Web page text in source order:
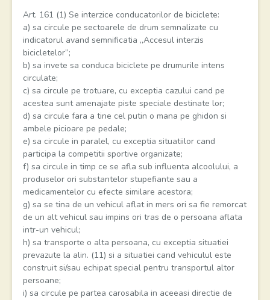
Art. 161 (1) Se interzice conducatorilor de biciclete:
a) sa circule pe sectoarele de drum semnalizate cu
indicatorul avand semnificatia „Accesul interzis
bicicletelor”;
b) sa invete sa conduca biciclete pe drumurile intens
circulate;
c) sa circule pe trotuare, cu exceptia cazului cand pe
acestea sunt amenajate piste speciale destinate lor;
d) sa circule fara a tine cel putin o mana pe ghidon si
ambele picioare pe pedale;
e) sa circule in paralel, cu exceptia situatiilor cand
participa la competitii sportive organizate;
f) sa circule in timp ce se afla sub influenta alcoolului, a
produselor ori substantelor stupefiante sau a
medicamentelor cu efecte similare acestora;
g) sa se tina de un vehicul aflat in mers ori sa fie remorcat
de un alt vehicul sau impins ori tras de o persoana aflata
intr-un vehicul;
h) sa transporte o alta persoana, cu exceptia situatiei
prevazute la alin. (11) si a situatiei cand vehiculul este
construit si/sau echipat special pentru transportul altor
persoane;
i) sa circule pe partea carosabila in aceeasi directie de